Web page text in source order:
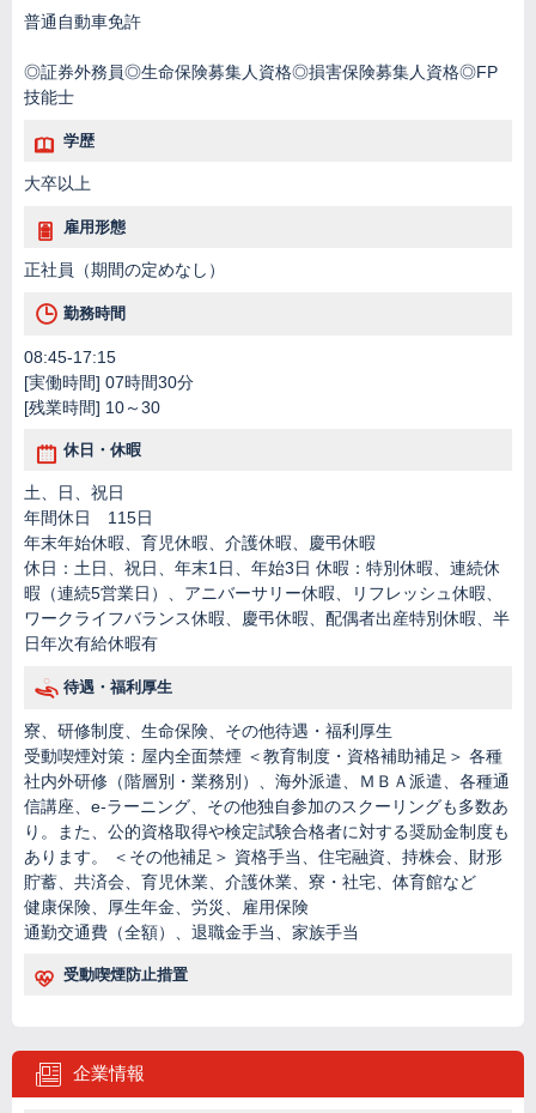
普通自動車免許
◎証券外務員◎生命保険募集人資格◎損害保険募集人資格◎FP
技能士
学歴
大卒以上
雇用形態
正社員（期間の定めなし）
勤務時間
08:45-17:15
[実働時間] 07時間30分
[残業時間] 10～30
休日・休暇
土、日、祝日
年間休日 115日
年末年始休暇、育児休暇、介護休暇、慶弔休暇
休日：土日、祝日、年末1日、年始3日 休暇：特別休暇、連続休
暇（連続5営業日）、アニバーサリー休暇、リフレッシュ休暇、
ワークライフバランス休暇、慶弔休暇、配偶者出産特別休暇、半
日年次有給休暇有
待遇・福利厚生
寮、研修制度、生命保険、その他待遇・福利厚生
受動喫煙対策：屋内全面禁煙 ＜教育制度・資格補助補足＞ 各種
社内外研修（階層別・業務別）、海外派遣、ＭＢＡ派遣、各種通
信講座、e-ラーニング、その他独自参加のスクーリングも多数あ
り。また、公的資格取得や検定試験合格者に対する奨励金制度も
あります。 ＜その他補足＞ 資格手当、住宅融資、持株会、財形
貯蓄、共済会、育児休業、介護休業、寮・社宅、体育館など
健康保険、厚生年金、労災、雇用保険
通勤交通費（全額）、退職金手当、家族手当
受動喫煙防止措置
企業情報